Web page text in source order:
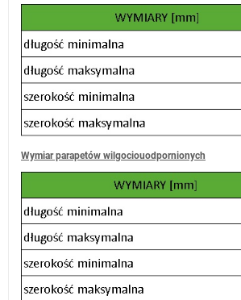
Wymiar parapetów wilgociouodpornionych